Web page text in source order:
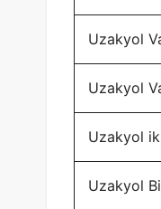
Uzakyol
Uzakyol
Uzakyol
Uzakyol